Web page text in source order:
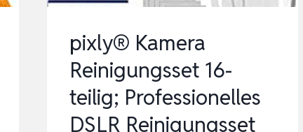
…
pixly® Kamera
Reinigungsset 16-
teilig; Professionelles
DSLR Reinigungsset